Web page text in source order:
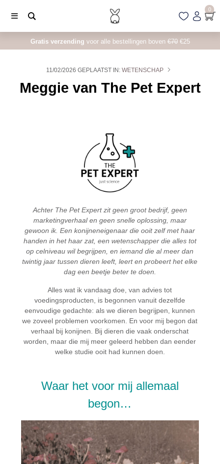
0
Gratis verzending voor alle bestellingen boven€70€25
11/02/2026 GEPLAATST IN: WETENSCHAP
Meggie van The Pet Expert
Achter The Pet Expert zit geen groot bedrijf, geen
marketingverhaal en geen snelle oplossing, maar
gewoon ik. Een konijneneigenaar die ooit zelf met haar
handen in het haar zat, een wetenschapper die alles tot
op celniveau wil begrijpen, en iemand die al meer dan
twintig jaar tussen dieren leeft, leert en probeert het elke
dag een beetje beter te doen.
Alles wat ik vandaag doe, van advies tot
voedingsproducten, is begonnen vanuit dezelfde
eenvoudige gedachte: als we dieren begrijpen, kunnen
we zoveel problemen voorkomen. En voor mij begon dat
verhaal bij konijnen. Bij dieren die vaak onderschat
worden, maar die mij meer geleerd hebben dan eender
welke studie ooit had kunnen doen.
Waar het voor mij allemaal
begon…